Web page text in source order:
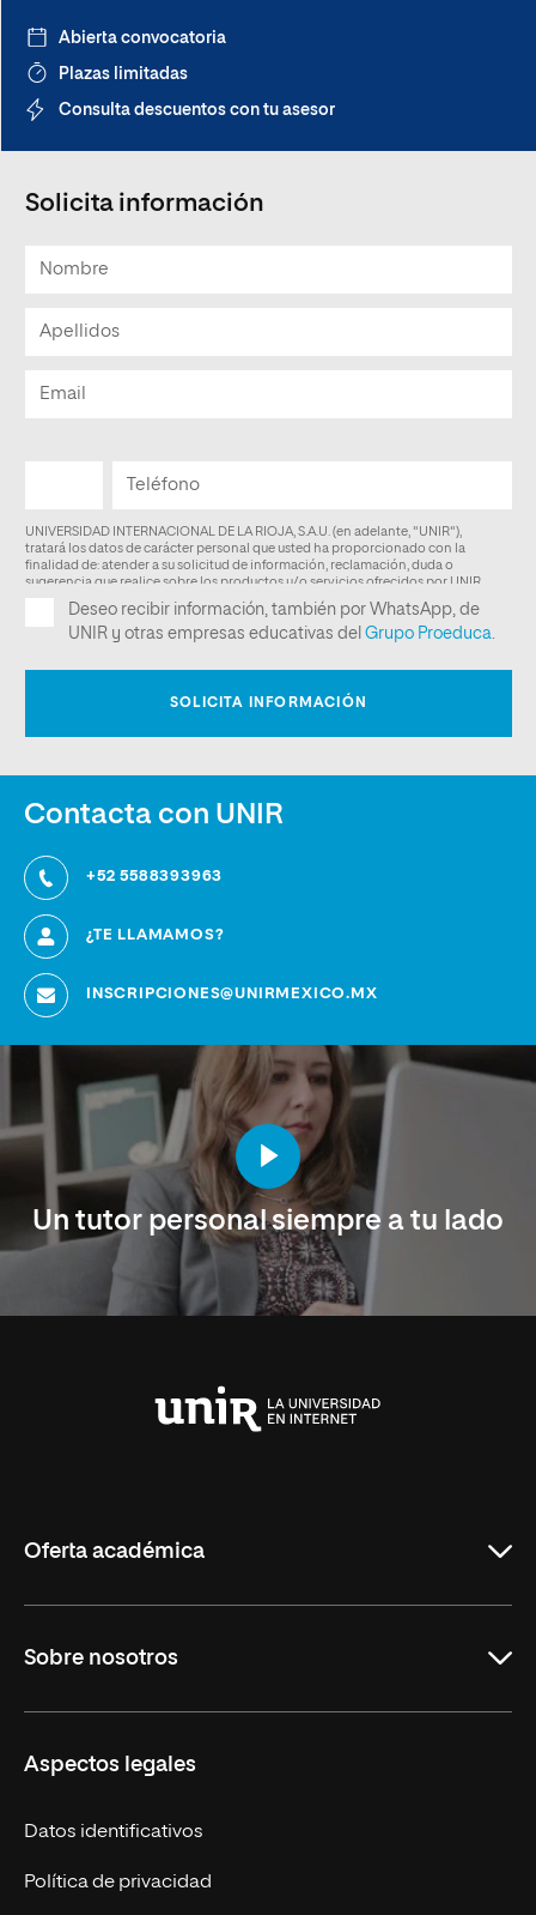
Abierta convocatoria
Plazas limitadas
Consulta descuentos con tu asesor
Solicita información
Contacta con UNIR
+52 5588393963
¿TE LLAMAMOS?
INSCRIPCIONES@UNIRMEXICO.MX
Un tutor personal siempre a tu lado
Oferta académica
Licenciaturas en línea
Cursos Europeos
Títulos Americanos
Alianza Newman
Sobre nosotros
Nuestros alumnos
Únete a nosotros
Actualidad
Aspectos legales
Datos identificativos
Política de privacidad